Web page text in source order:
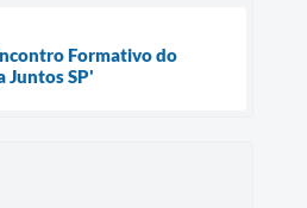
Formativo do
Juntos SP'